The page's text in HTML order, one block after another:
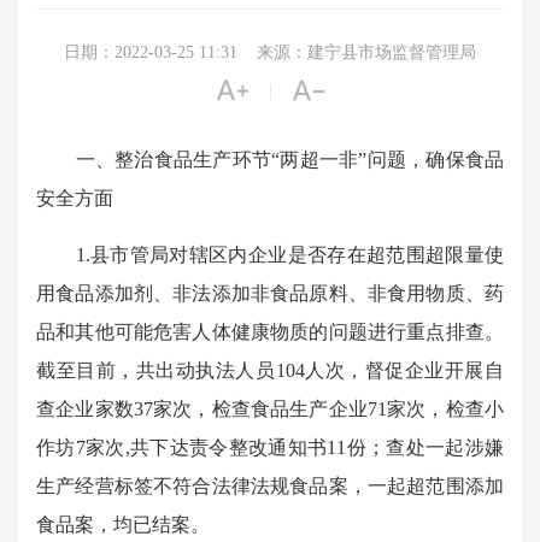
日期：2022-03-25 11:31 来源：建宁县市场监督管理局
 
一、整治食品生产环节“两超一非”问题，确保食品
安全方面
1.县市管局对辖区内企业是否存在超范围超限量使
用食品添加剂、非法添加非食品原料、非食用物质、药
品和其他可能危害人体健康物质的问题进行重点排查。
截至目前，共出动执法人员104人次，督促企业开展自
查企业家数37家次，检查食品生产企业71家次，检查小
作坊7家次,共下达责令整改通知书11份；查处一起涉嫌
生产经营标签不符合法律法规食品案，一起超范围添加
食品案，均已结案。